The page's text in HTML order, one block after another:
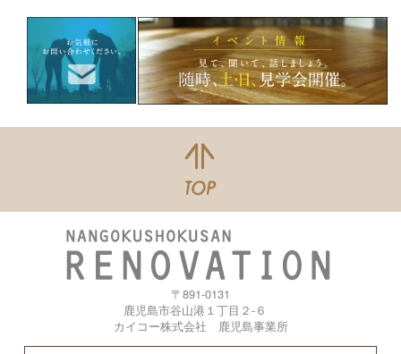
〒891-0131
鹿児島市谷山港１丁目２-６
カイコー株式会社 鹿児島事業所